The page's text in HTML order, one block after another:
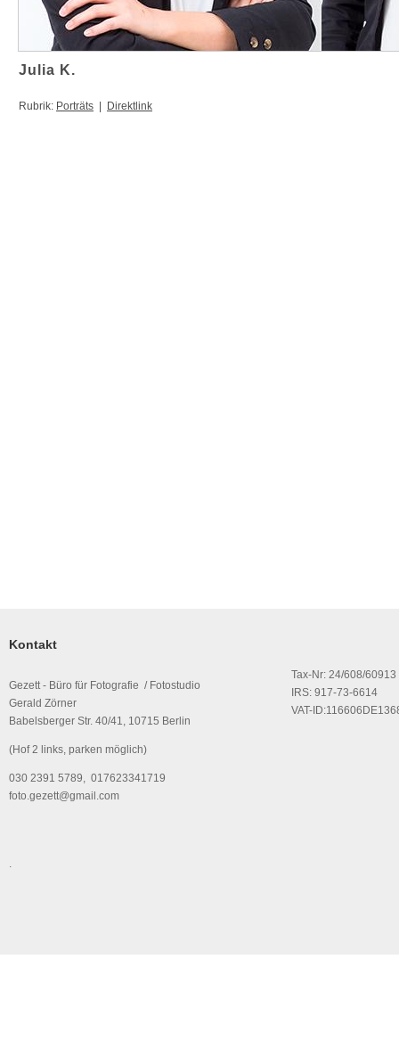
Julia K.
Rubrik: Porträts Direktlink
Kontakt
Gezett - Büro für Fotografie / Fotostudio
Gerald Zörner
Babelsberger Str. 40/41, 10715 Berlin
(Hof 2 links, parken möglich)
030 2391 5789, 017623341719
foto.gezett@gmail.com
Tax-Nr: 24/608/60913
IRS: 917-73-6614
VAT-
.